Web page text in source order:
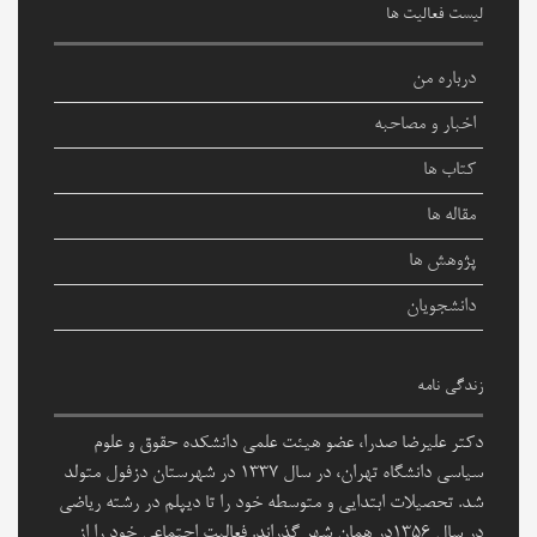
لیست فعالیت ها
درباره من
اخبار و مصاحبه
کتاب ها
مقاله ها
پژوهش ها
دانشجویان
زندگی نامه
دکتر علیرضا صدرا، عضو هیئت علمی دانشکده حقوق و علوم
سیاسی دانشگاه تهران، در سال ۱۳۳۷ در شهرستان دزفول متولد
شد. تحصیلات ابتدایی و متوسطه خود را تا دیپلم در رشته ریاضی